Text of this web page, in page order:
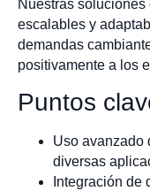
Nuestras
escalables y
demandas
positivamente a los
Puntos
Uso avanzado
diversas
Integración de